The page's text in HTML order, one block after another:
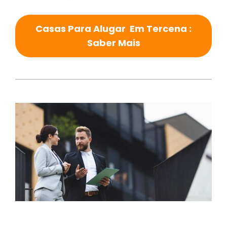
Casas Para Alugar Em Tercena :
Saber Mais